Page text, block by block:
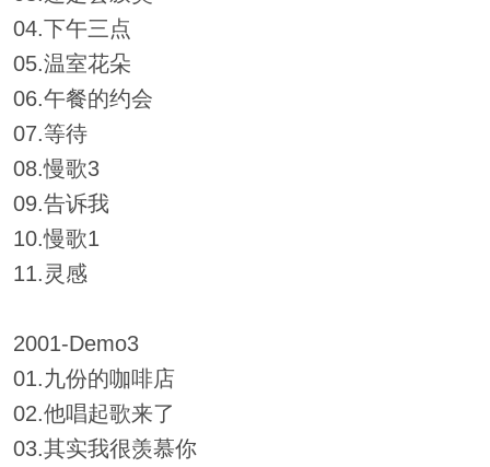
04.下午三点
05.温室花朵
06.午餐的约会
07.等待
08.慢歌3
09.告诉我
10.慢歌1
11.灵感
2001-Demo3
01.九份的咖啡店
02.他唱起歌来了
03.其实我很羡慕你